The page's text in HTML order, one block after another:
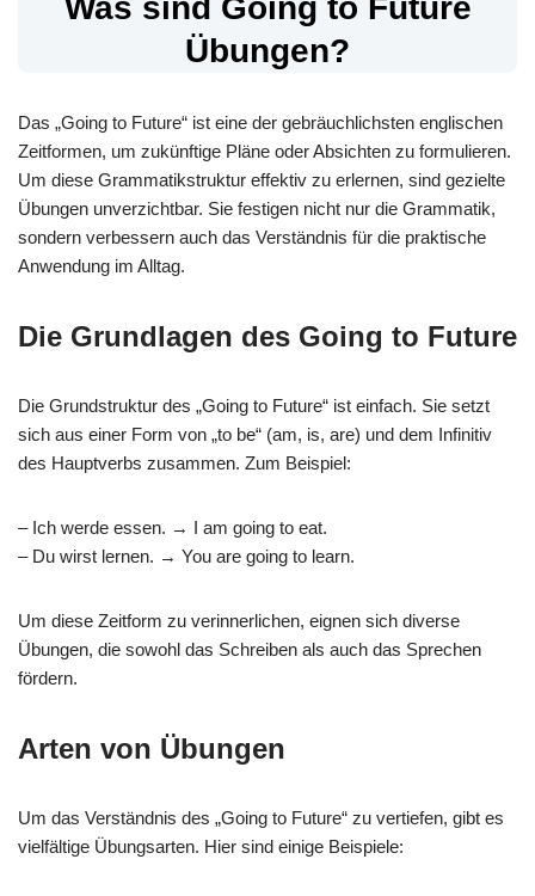
Übungen?
Das „Going to Future“ ist eine der gebräuchlichsten englischen
Zeitformen, um zukünftige Pläne oder Absichten zu formulieren.
Um diese Grammatikstruktur effektiv zu erlernen, sind gezielte
Übungen unverzichtbar. Sie festigen nicht nur die Grammatik,
sondern verbessern auch das Verständnis für die praktische
Anwendung im Alltag.
Die Grundlagen des Going to Future
Die Grundstruktur des „Going to Future“ ist einfach. Sie setzt
sich aus einer Form von „to be“ (am, is, are) und dem Infinitiv
des Hauptverbs zusammen. Zum Beispiel:
– Ich werde essen. → I am going to eat.
– Du wirst lernen. → You are going to learn.
Um diese Zeitform zu verinnerlichen, eignen sich diverse
Übungen, die sowohl das Schreiben als auch das Sprechen
fördern.
Arten von Übungen
Um das Verständnis des „Going to Future“ zu vertiefen, gibt es
vielfältige Übungsarten. Hier sind einige Beispiele: